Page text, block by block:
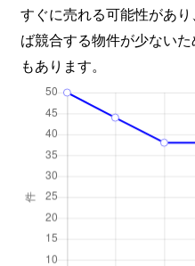
すぐに売れる可能性があ
ば競合する物件が少ない
もあります。